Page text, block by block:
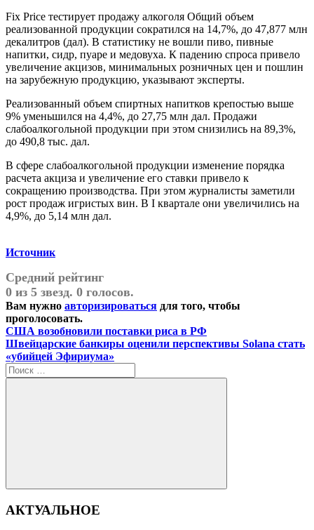
Fix Price тестирует продажу алкоголя Общий объем
реализованной продукции сократился на 14,7%, до 47,877 млн
декалитров (дал). В статистику не вошли пиво, пивные
напитки, сидр, пуаре и медовуха. К падению спроса привело
увеличение акцизов, минимальных розничных цен и пошлин
на зарубежную продукцию, указывают эксперты.
Реализованный объем спиртных напитков крепостью выше
9% уменьшился на 4,4%, до 27,75 млн дал. Продажи
слабоалкогольной продукции при этом снизились на 89,3%,
до 490,8 тыс. дал.
В сфере слабоалкогольной продукции изменение порядка
расчета акциза и увеличение его ставки привело к
сокращению производства. При этом журналисты заметили
рост продаж игристых вин. В I квартале они увеличились на
4,9%, до 5,14 млн дал.
Источник
Средний рейтинг
0 из 5 звезд. 0 голосов.
Вам нужно авторизироваться для того, чтобы
проголосовать.
Навигация
по
записям
Предыдущая
запись:
США возобновили поставки риса в РФ
Следующая
запись:
Швейцарские банкиры оценили перспективы Solana стать
«убийцей Эфириума»
Поиск
для:
Поиск
АКТУАЛЬНОЕ